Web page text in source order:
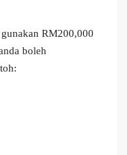
RM200,000
boleh